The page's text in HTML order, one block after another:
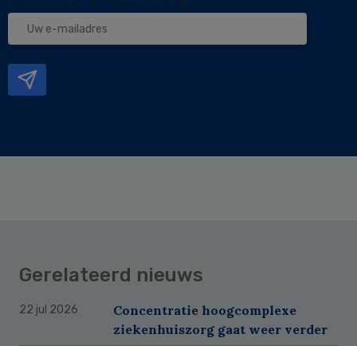
Uw
Gerelateerd nieuws
22 jul 2026
Concentratie hoogcomplexe
ziekenhuiszorg gaat weer verder